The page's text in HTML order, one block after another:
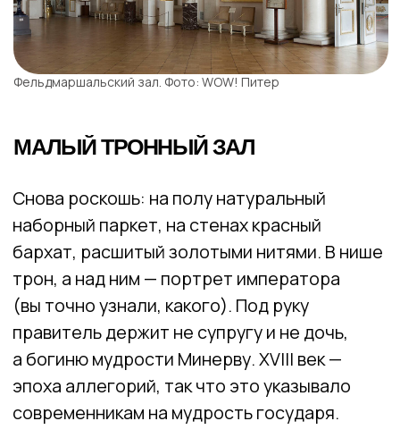
Здесь более 300 портретов, которые
написал один человек — талантливый
повторения. Возможно, ваше внимание
которые не дожили до момента написания
портретов. Рамы с их именами находятся
на своих местах среди однополчан.
ГАЛЕРЕЯ ГЕРОЕВ ВОЙНЫ
1812 ГОДА